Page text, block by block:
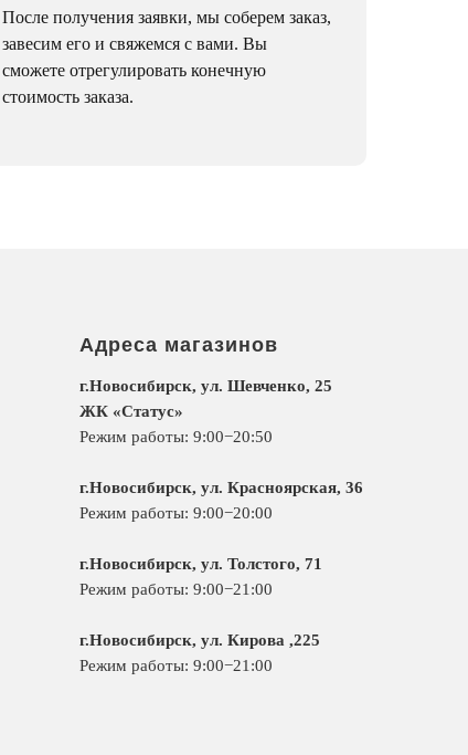
После получения заявки, мы соберем заказ,
завесим его и свяжемся с вами. Вы
сможете отрегулировать конечную
стоимость заказа.
Адреса магазинов
г.Новосибирск, ул. Шевченко, 25
ЖК «Статус»
Режим работы: 9:00−20:50
г.Новосибирск, ул. Красноярская, 36
Режим работы: 9:00−20:00
г.Новосибирск, ул. Толстого, 71
Режим работы: 9:00−21:00
г.Новосибирск, ул. Кирова ,225
Режим работы: 9:00−21:00